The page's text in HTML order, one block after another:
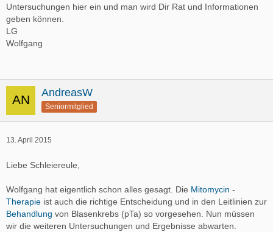
Untersuchungen hier ein und man wird Dir Rat und Informationen
geben können.
LG
Wolfgang
AndreasW
Seniormitglied
13. April 2015
Liebe Schleiereule,
Wolfgang hat eigentlich schon alles gesagt. Die Mitomycin -
Therapie ist auch die richtige Entscheidung und in den Leitlinien zur
Behandlung von Blasenkrebs (pTa) so vorgesehen. Nun müssen
wir die weiteren Untersuchungen und Ergebnisse abwarten.